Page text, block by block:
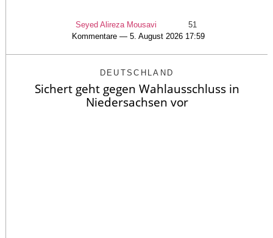
Seyed Alireza Mousavi
51
Kommentare — 5. August 2026 17:59
DEUTSCHLAND
Sichert geht gegen Wahlausschluss in
Niedersachsen vor